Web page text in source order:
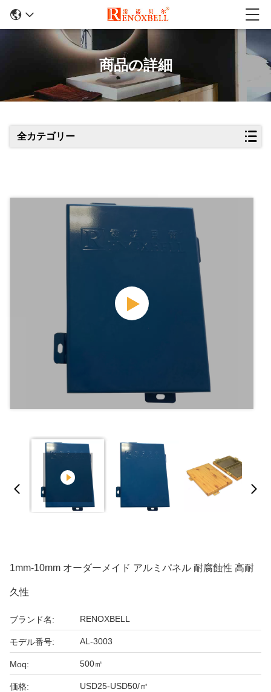
商品の詳細
全カテゴリー
1mm-10mm オーダーメイド アルミパネル 耐腐蝕性 高耐
久性
ブランド名: RENOXBELL
モデル番号: AL-3003
Moq: 500㎡
価格: USD25-USD50/㎡